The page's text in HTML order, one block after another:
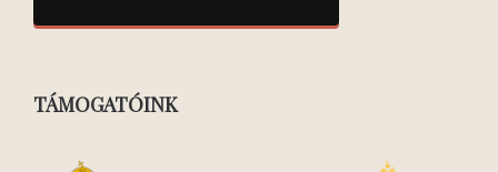
TÁMOGATÓINK